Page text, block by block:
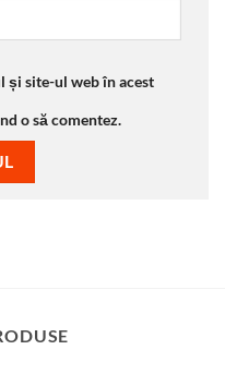
și site-ul web în acest
o să comentez.